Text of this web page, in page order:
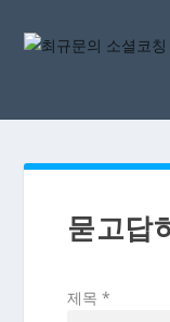
묻고답
제목 *